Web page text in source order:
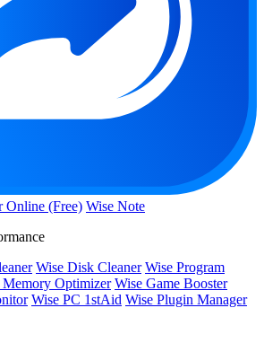
Online (Free) Wise Note
Wise Disk Cleaner Wise Program
Memory Optimizer Wise Game Booster
Wise PC 1stAid Wise Plugin Manager